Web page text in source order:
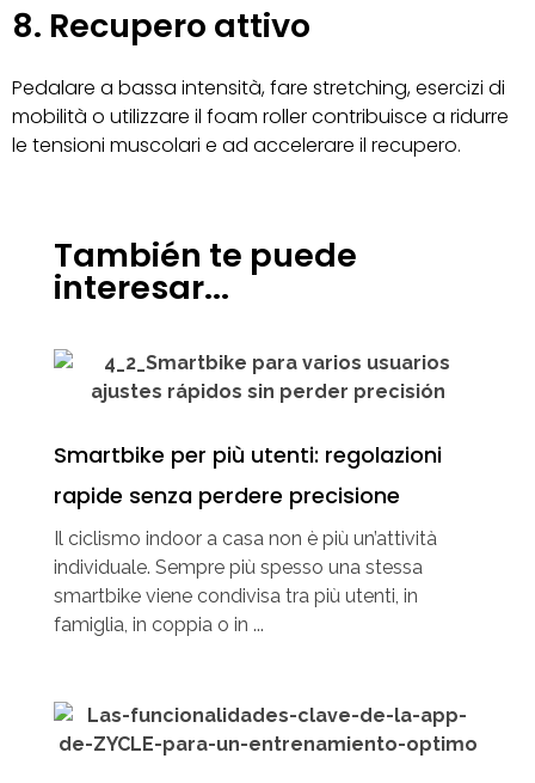
8. Recupero attivo
Pedalare a bassa intensità, fare stretching, esercizi di
mobilità o utilizzare il foam roller contribuisce a ridurre
le tensioni muscolari e ad accelerare il recupero.
También te puede
interesar...
Smartbike per più utenti: regolazioni
rapide senza perdere precisione
Il ciclismo indoor a casa non è più un’attività
individuale. Sempre più spesso una stessa
smartbike viene condivisa tra più utenti, in
famiglia, in coppia o in ...